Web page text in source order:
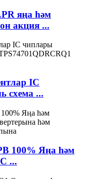
яңа һәм
акция ...
IC
схема ...
100% Яңа һәм
...